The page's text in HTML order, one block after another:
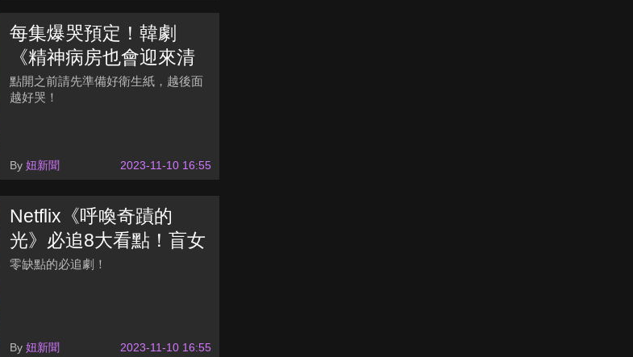
每集爆哭預定！韓劇
《精神病房也會迎來清
晨》10大劇情演員介紹
點開之前請先準備好衛生紙，越後面
越好哭！
By妞新聞 2023-11-10 16:55
Netflix《呼喚奇蹟的
光》必追8大看點！盲女
情牽德國士兵、納粹大
零缺點的必追劇！
By妞新聞 2023-11-10 16:55